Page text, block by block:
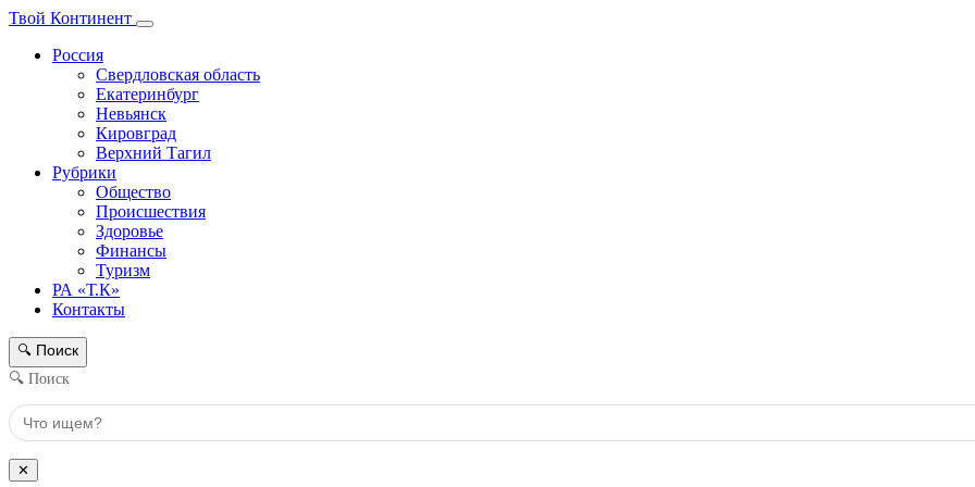
Твой Континент
Россия
Свердловская область
Екатеринбург
Невьянск
Кировград
Верхний Тагил
Рубрики
Общество
Происшествия
Здоровье
Финансы
Туризм
РА «Т.К»
Контакты
🔍 Поиск
🔍 Поиск
✕